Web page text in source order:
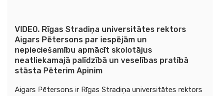
VIDEO. Rīgas Stradiņa universitātes rektors
Aigars Pētersons par iespējām un
nepieciešamību apmācīt skolotājus
neatliekamajā palīdzībā un veselības pratībā
stāsta Pēterim Apinim
Aigars Pētersons ir Rīgas Stradiņa universitātes rektors